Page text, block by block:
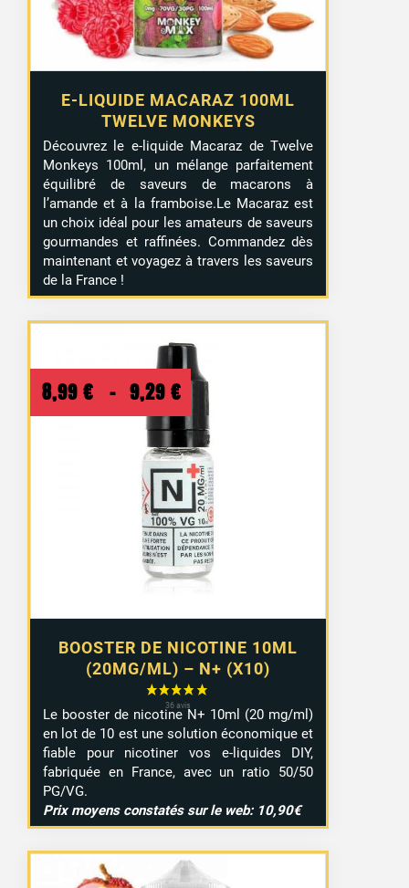
E-LIQUIDE MACARAZ 100ML
TWELVE MONKEYS
Découvrez le e-liquide Macaraz de Twelve
Monkeys 100ml, un mélange parfaitement
équilibré de saveurs de macarons à
l’amande et à la framboise.Le Macaraz est
un choix idéal pour les amateurs de saveurs
gourmandes et raffinées. Commandez dès
maintenant et voyagez à travers les saveurs
de la France !
BOOSTER DE NICOTINE 10ML
(20MG/ML) – N+ (X10)
8,99 € – 9,29 € Plage
de
prix :
8,99 €
à
9,29 €
Le booster de nicotine N+ 10ml (20 mg/ml)
en lot de 10 est une solution économique et
fiable pour nicotiner vos e-liquides DIY,
fabriquée en France, avec un ratio 50/50
PG/VG.
Prix moyens constatés sur le web: 10,90€